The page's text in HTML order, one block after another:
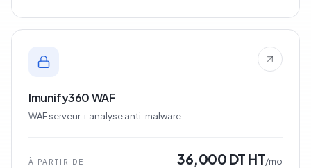
Imunify360 WAF
WAF serveur + analyse anti-malware
À PARTIR DE 36,000 DT HT/mo